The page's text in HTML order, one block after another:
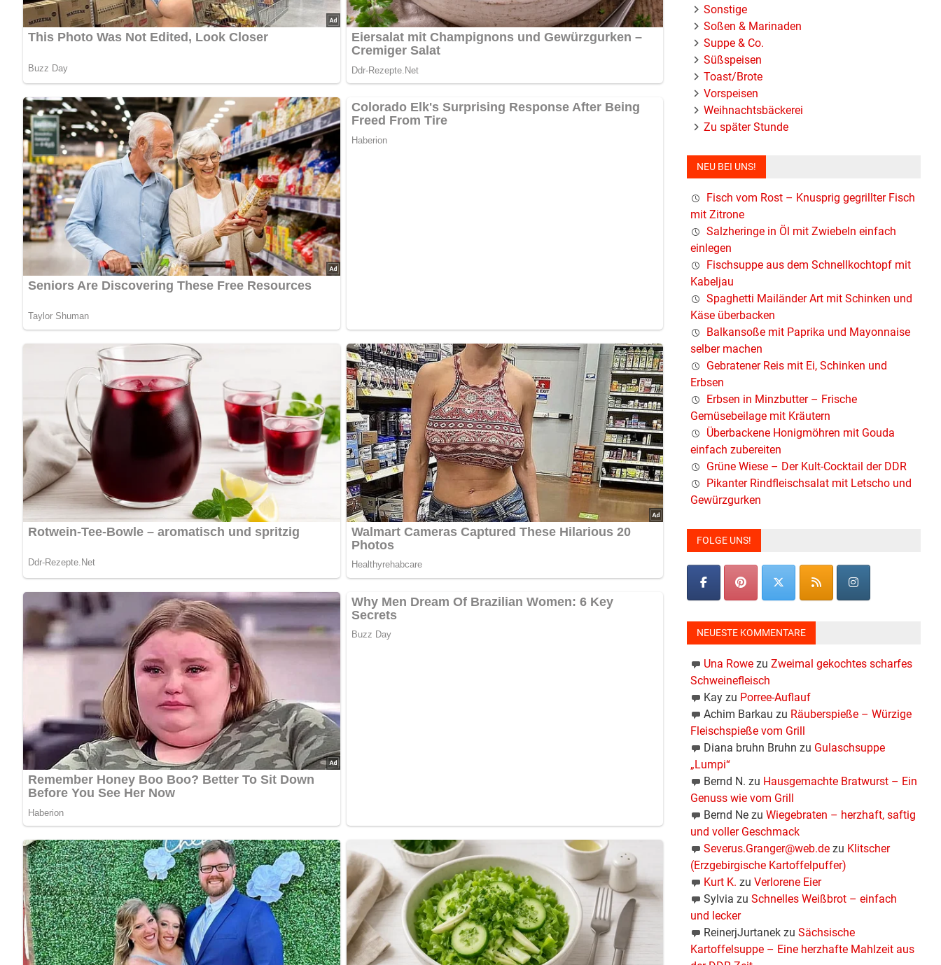
Sonstige
Soßen & Marinaden
Suppe & Co.
Süßspeisen
Toast/Brote
Vorspeisen
Weihnachtsbäckerei
Zu später Stunde
NEU BEI UNS!
Fisch vom Rost – Knusprig gegrillter Fisch
mit Zitrone
Salzheringe in Öl mit Zwiebeln einfach
einlegen
Fischsuppe aus dem Schnellkochtopf mit
Kabeljau
Spaghetti Mailänder Art mit Schinken und
Käse überbacken
Balkansoße mit Paprika und Mayonnaise
selber machen
Gebratener Reis mit Ei, Schinken und
Erbsen
Erbsen in Minzbutter – Frische
Gemüsebeilage mit Kräutern
Überbackene Honigmöhren mit Gouda
einfach zubereiten
Grüne Wiese – Der Kult-Cocktail der DDR
Pikanter Rindfleischsalat mit Letscho und
Gewürzgurken
FOLGE UNS!
NEUESTE KOMMENTARE
Una Rowezu Zweimal gekochtes scharfes
Schweinefleisch
Kayzu Porree-Auflauf
Achim Barkau zu Räuberspieße – Würzige
Fleischspieße vom Grill
Diana bruhn Bruhn zu Gulaschsuppe
„Lumpi“
Bernd N. zu Hausgemachte Bratwurst – Ein
Genuss wie vom Grill
Bernd Nezu Wiegebraten – herzhaft, saftig
und voller Geschmack
Severus.Granger@web.dezu Klitscher
(Erzgebirgische Kartoffelpuffer)
Kurt K. zu Verlorene Eier
Sylvia zu Schnelles Weißbrot – einfach
und lecker
ReinerjJurtanekzu Sächsische
Kartoffelsuppe – Eine herzhafte Mahlzeit aus